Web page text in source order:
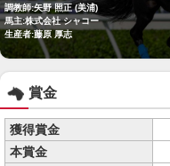
調教師:矢野 照正 (美浦)
馬主:株式会社 シャコー
生産者:藤原 厚志
賞金
獲得賞金
本賞金